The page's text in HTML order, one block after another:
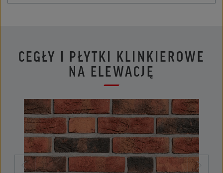
CEGŁY I PŁYTKI KLINKIEROWE
NA ELEWACJĘ